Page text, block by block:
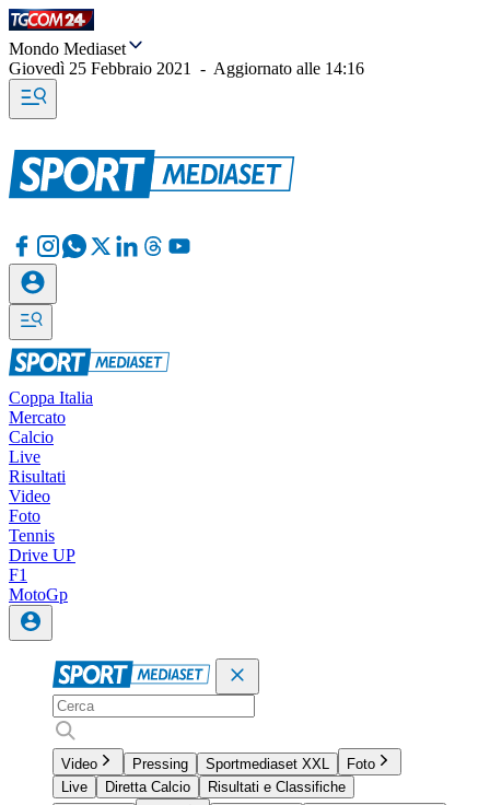
Mondo Mediaset
Giovedì 25 Febbraio 2021
- Aggiornato alle 14:16
Coppa Italia
Mercato
Calcio
Live
Risultati
Video
Foto
Tennis
Drive UP
F1
MotoGp
Video Pressing Sportmediaset XXL
Foto
Live
Diretta Calcio
Risultati e Classifiche